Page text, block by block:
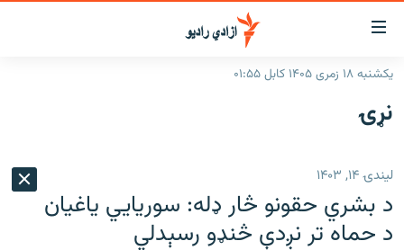
د
لاسرسۍ
وړ
لېنکونه
اصلي
ته
ورتلل
اصلي
مېنو
راپورونه
سیمه
منځنی ختیځ
افغانستان
د خپرونو جدول
مرکې
یکشنبه ۱۸ زمری ۱۴۰۵ کابل ۰۱:۵۵
نړۍ
لیندۍ ۱۴, ۱۴۰۳
د بشري حقونو څار ډله: سوریایي یاغیان
د حماه تر نږدې څنډو رسېدلي